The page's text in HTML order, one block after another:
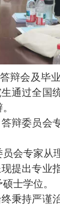
辩会及毕
通过全国
辩委员会
会专家从
提出专业
士学位。
秉持严谨